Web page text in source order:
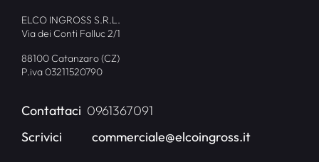
ELCO INGROSS S.R.L.
Via dei Conti Falluc 2/1
88100 Catanzaro (CZ)
P.iva 03211520790
Contattaci 0961367091
Scrivici
commerciale@elcoingross.it